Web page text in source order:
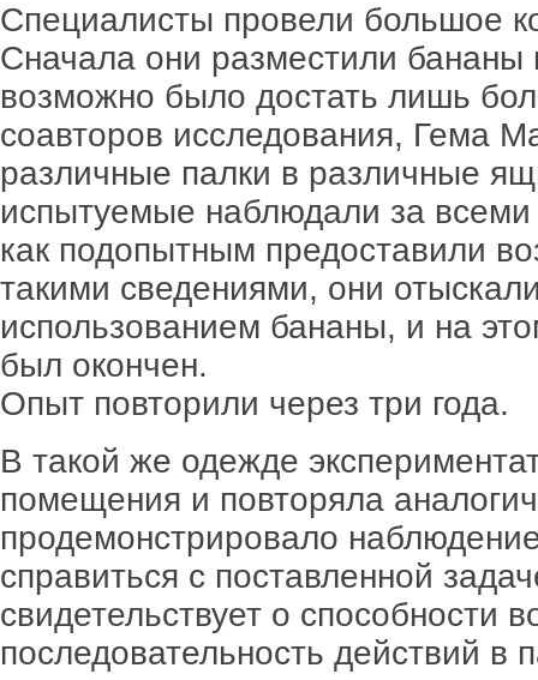
Специалисты провели большое
Сначала они разместили бананы
возможно было достать лишь
соавторов исследования, Гема
различные палки в различные
испытуемые наблюдали за
как подопытным предоставили
такими сведениями, они
использованием бананы, и на
был окончен.
Опыт повторили через три года.
В такой же одежде
помещения и повторяла
продемонстрировало
справиться с поставленной
свидетельствует о способности
последовательность действий в